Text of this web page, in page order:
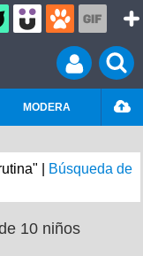
MODERA
|
Búsqueda de
10 niños